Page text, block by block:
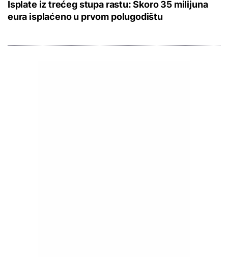
Isplate iz trećeg stupa rastu: Skoro 35 milijuna
eura isplaćeno u prvom polugodištu